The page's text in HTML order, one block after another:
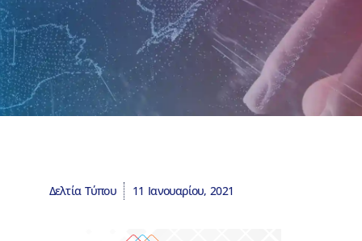
Δελτία Τύπου 11 Ιανουαρίου, 2021